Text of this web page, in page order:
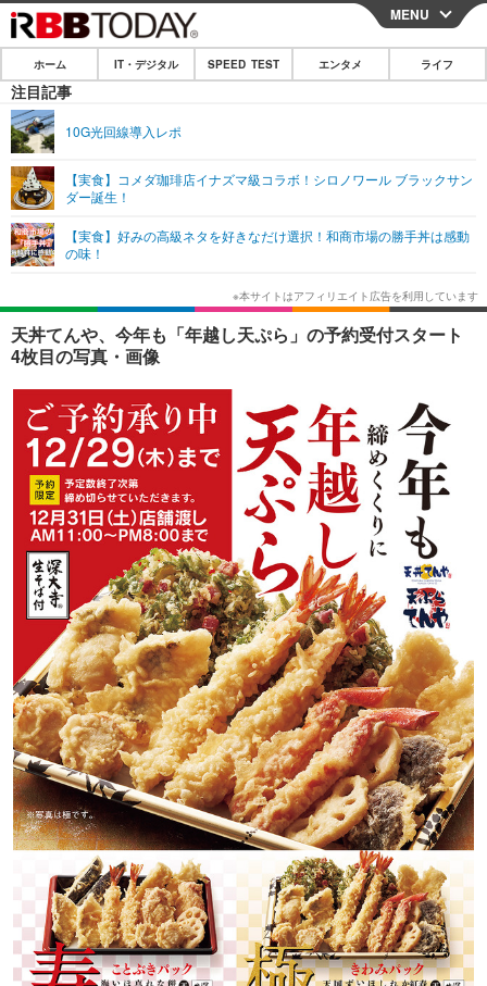
CLOSE
ホーム
IT・デジタル
ネタ
ショッピング その他
SPEED TEST
エンタメ
エンタメTOP
韓国・芸能
音楽 スポーツ
ショッピング その他
ライフ
ライフTOP グルメ
ペット ショッピング
その他
リリース一覧
プッシュ通知の停止方法
MENU
ホーム IT・デジタル SPEED TEST エンタメ ライフ
注目記事
10G光回線導入レポ
【実食】コメダ珈琲店イナズマ級コラボ！シロノワール ブラックサン
ダー誕生！
【実食】好みの高級ネタを好きなだけ選択！和商市場の勝手丼は感動
の味！
天丼てんや、今年も「年越し天ぷら」の予約受付スタート
4枚目の写真・画像